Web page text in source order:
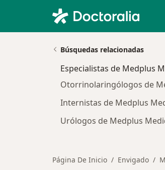
Búsquedas relacionadas
Especialistas de Medplus
Otorrinolaringólogos de
Internistas de Medplus
Urólogos de Medplus
Página De Inicio Envigado